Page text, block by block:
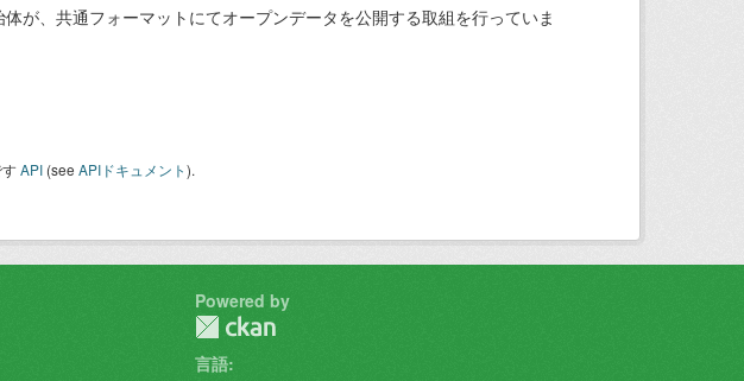
が、共通フォーマットにてオープンデータを公開する取組を行っていま
API (see APIドキュメント).
Powered by
言語